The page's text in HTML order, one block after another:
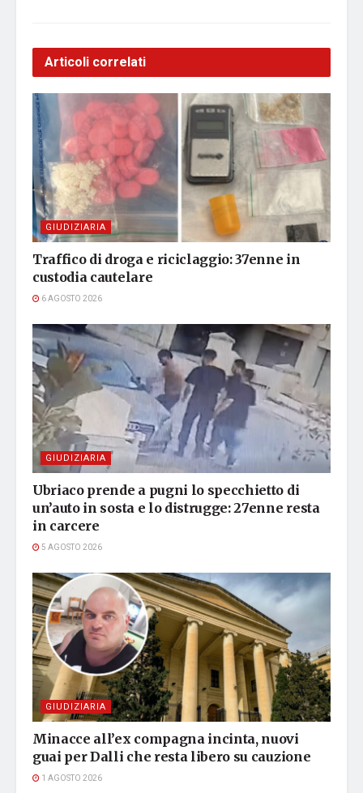
Articoli correlati
GIUDIZIARIA
Traffico di droga e riciclaggio: 37enne in
custodia cautelare
6 AGOSTO 2026
GIUDIZIARIA
Ubriaco prende a pugni lo specchietto di
un’auto in sosta e lo distrugge: 27enne resta
in carcere
5 AGOSTO 2026
GIUDIZIARIA
Minacce all’ex compagna incinta, nuovi
guai per Dalli che resta libero su cauzione
1 AGOSTO 2026